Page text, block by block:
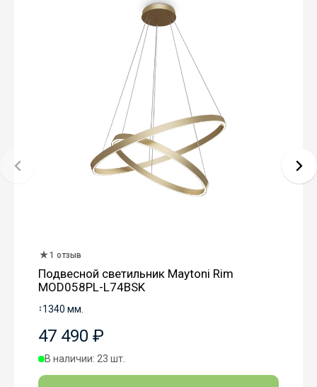
1 отзыв
Подвесной светильник Maytoni Rim
MOD058PL-L74BSK
↕1340 мм.
47 490 ₽
В наличии: 23 шт.